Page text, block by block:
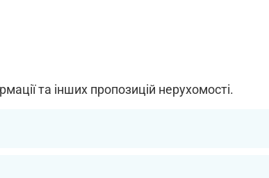
та інших пропозицій нерухомості.